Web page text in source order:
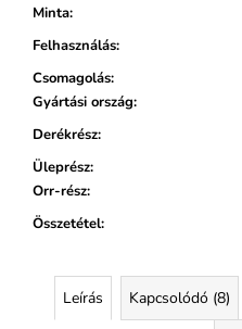
Minta:
Felhasználás:
Csomagolás:
Gyártási ország:
Derékrész:
Üleprész:
Orr-rész:
Összetétel:
Leírás Kapcsolódó (8)